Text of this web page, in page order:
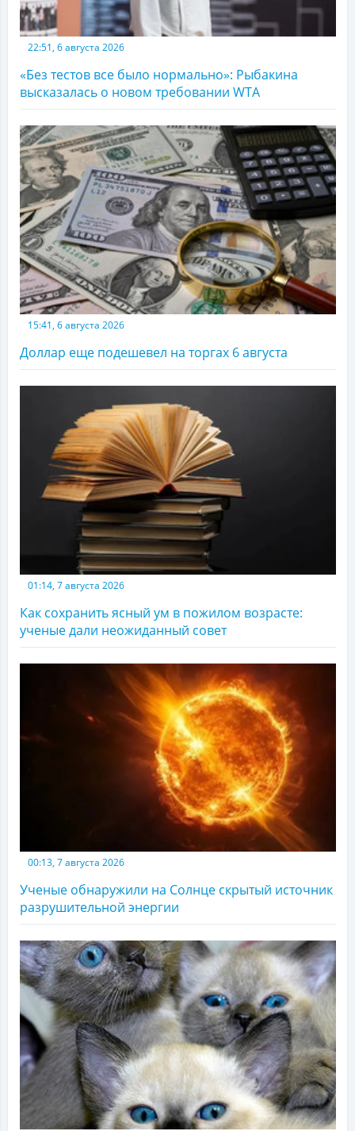
22:51, 6 августа 2026
«Без тестов все было нормально»: Рыбакина
высказалась о новом требовании WTA
15:41, 6 августа 2026
Доллар еще подешевел на торгах 6 августа
01:14, 7 августа 2026
Как сохранить ясный ум в пожилом возрасте:
ученые дали неожиданный совет
00:13, 7 августа 2026
Ученые обнаружили на Солнце скрытый источник
разрушительной энергии